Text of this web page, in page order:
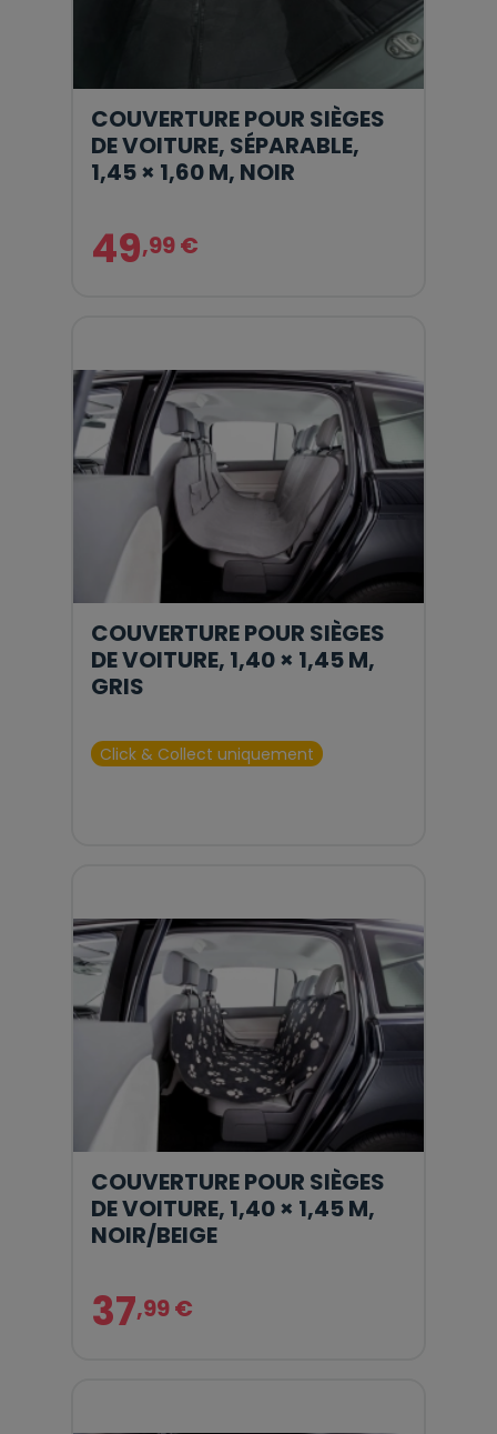
COUVERTURE POUR SIÈGES
DE VOITURE, SÉPARABLE,
1,45 × 1,60 M, NOIR
49,99 €
COUVERTURE POUR SIÈGES
DE VOITURE, 1,40 × 1,45 M,
GRIS
Click & Collect uniquement
COUVERTURE POUR SIÈGES
DE VOITURE, 1,40 × 1,45 M,
NOIR/BEIGE
37,99 €